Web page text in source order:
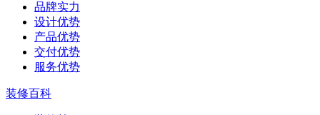
品牌实力
设计优势
产品优势
交付优势
服务优势
装修百科